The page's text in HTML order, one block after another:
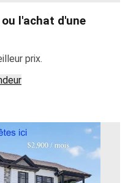
l'achat d'une
prix.